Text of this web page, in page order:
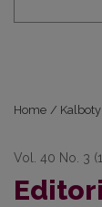
Home /
Vol. 40 No. 3